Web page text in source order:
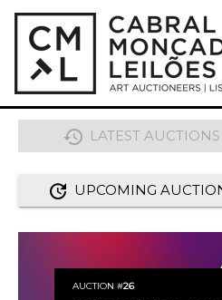
history LATEST AUCTIONS
update UPCOMING
AUCTION #26